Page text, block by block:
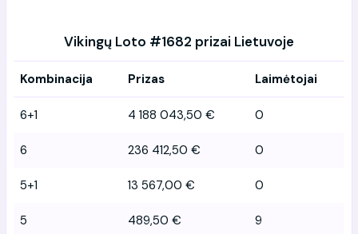
Vikingų Loto #1682 prizai Lietuvoje
Kombinacija Prizas Laimėtojai
6+1 4 188 043,50 € 0
6 236 412,50 € 0
5+1 13 567,00 € 0
5 489,50 € 9